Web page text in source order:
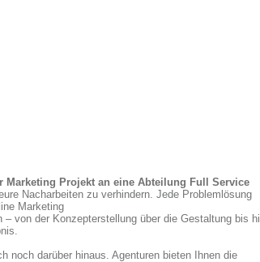
Marketing Projekt an eine Abteilung Full Service
Nacharbeiten zu verhindern. Jede Problemlösung
Marketing
– von der Konzepterstellung über die Gestaltung bis
noch darüber hinaus. Agenturen bieten Ihnen die